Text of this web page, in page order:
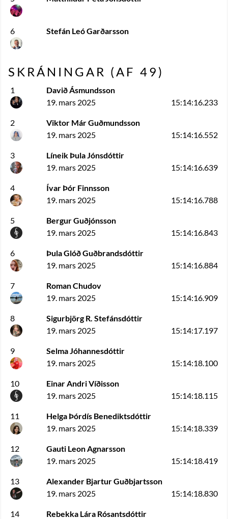
6 Stefán Leó Garðarsson
SKRÁNINGAR (AF 49 )
1
Davið Ásmundsson
19. mars 2025
15:14:16.233
2
Viktor Már Guðmundsson
19. mars 2025
15:14:16.552
3
Líneik Þula Jónsdóttir
19. mars 2025
15:14:16.639
4
Ívar Þór Finnsson
19. mars 2025
15:14:16.788
5
Bergur Guðjónsson
19. mars 2025
15:14:16.843
6
Þula Glóð Guðbrandsdóttir
19. mars 2025
15:14:16.884
7
Roman Chudov
19. mars 2025
15:14:16.909
8
Sigurbjörg R. Stefánsdóttir
19. mars 2025
15:14:17.197
9
Selma Jóhannesdóttir
19. mars 2025
15:14:18.100
10
Einar Andri Víðisson
19. mars 2025
15:14:18.115
11
Helga Þórdís Benediktsdóttir
19. mars 2025
15:14:18.339
12
Gauti Leon Agnarsson
19. mars 2025
15:14:18.419
13
Alexander Bjartur Guðbjartsson
19. mars 2025
15:14:18.830
14 Rebekka Lára Rósantsdóttir